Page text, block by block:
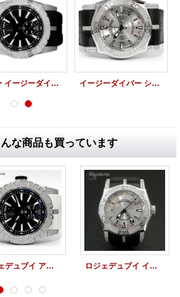
ニュー イージーダイバー アフターダイヤベゼル イージーダイバー シンパシー SE46 アフターダイヤ
な商品も買っています
ロジェデュブイ アフターダイヤ ニューイージーダイバー SED46 パヴェダイヤカスタム ロジェデュブイ イージーダイバー アフターダイヤ